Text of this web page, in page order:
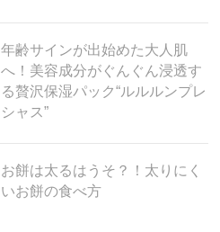
年齢サインが出始めた大人肌
へ！美容成分がぐんぐん浸透す
る贅沢保湿パック“ルルルンプレ
シャス”
お餅は太るはうそ？！太りにく
いお餅の食べ方